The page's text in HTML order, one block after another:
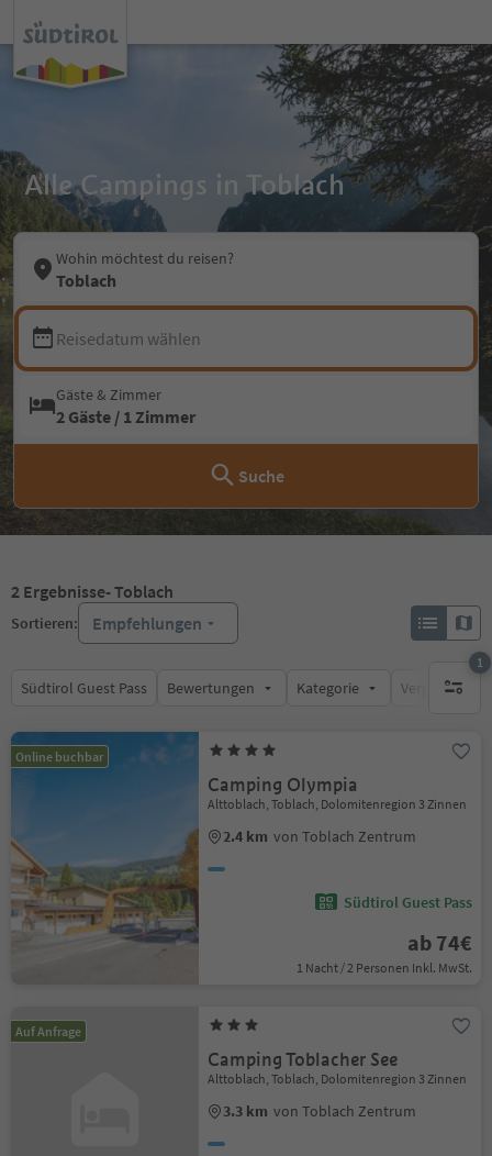
Alle Campings in Toblach
Wohin möchtest du reisen?
Toblach
Reisedatum wählen
Gäste & Zimmer
2 Gäste / 1 Zimmer
Suche
2 Ergebnisse- Toblach
Sortieren: Empfehlungen
Südtirol Guest Pass Bewertungen Kategorie
1
1
Online buchbar
Camping Olympia
Alttoblach, Toblach, Dolomitenregion 3 Zinnen
2.4 km von Toblach Zentrum
Südtirol Guest Pass
ab 74€
1 Nacht / 2 Personen Inkl. MwSt.
Auf Anfrage
Camping Toblacher See
Alttoblach, Toblach, Dolomitenregion 3 Zinnen
3.3 km von Toblach Zentrum